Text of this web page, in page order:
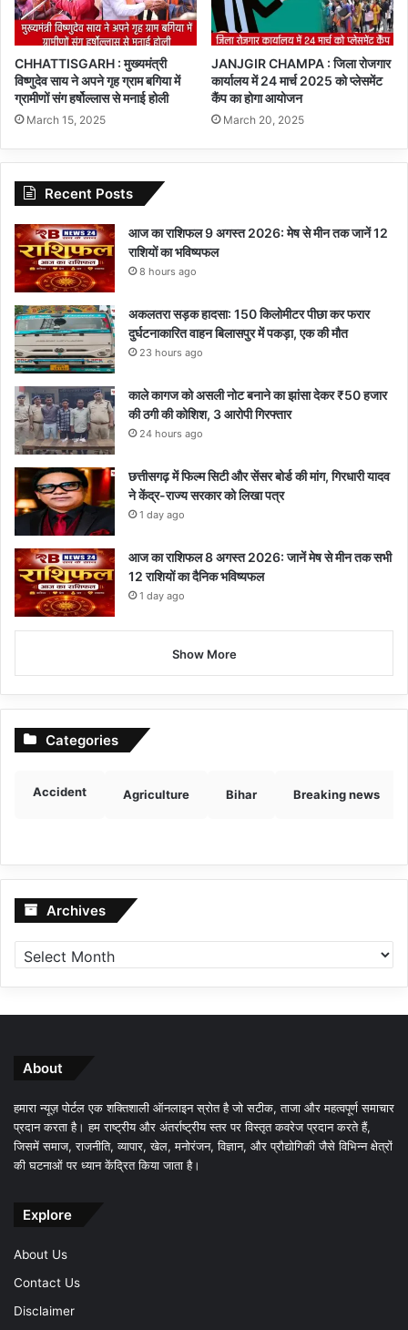
CHHATTISGARH : मुख्यमंत्री
विष्णुदेव साय ने अपने गृह ग्राम बगिया में
ग्रामीणों संग हर्षोल्लास से मनाई होली
March 15, 2025
JANJGIR CHAMPA : जिला रोजगार
कार्यालय में 24 मार्च 2025 को प्लेसमेंट
कैंप का होगा आयोजन
March 20, 2025
Recent Posts
आज का राशिफल 9 अगस्त 2026: मेष से मीन तक जानें 12
राशियों का भविष्यफल
8 hours ago
अकलतरा सड़क हादसा: 150 किलोमीटर पीछा कर फरार
दुर्घटनाकारित वाहन बिलासपुर में पकड़ा, एक की मौत
23 hours ago
काले कागज को असली नोट बनाने का झांसा देकर ₹50 हजार
की ठगी की कोशिश, 3 आरोपी गिरफ्तार
24 hours ago
छत्तीसगढ़ में फिल्म सिटी और सेंसर बोर्ड की मांग, गिरधारी यादव
ने केंद्र-राज्य सरकार को लिखा पत्र
1 day ago
आज का राशिफल 8 अगस्त 2026: जानें मेष से मीन तक सभी
12 राशियों का दैनिक भविष्यफल
1 day ago
Show More
Categories
Accident Agriculture Bihar Breaking news
Archives Archives
About
हमारा न्यूज़ पोर्टल एक शक्तिशाली ऑनलाइन स्रोत है जो सटीक, ताजा और महत्वपूर्ण समाचार
प्रदान करता है। हम राष्ट्रीय और अंतर्राष्ट्रीय स्तर पर विस्तृत कवरेज प्रदान करते हैं,
जिसमें समाज, राजनीति, व्यापार, खेल, मनोरंजन, विज्ञान, और प्रौद्योगिकी जैसे विभिन्न क्षेत्रों
की घटनाओं पर ध्यान केंद्रित किया जाता है।
Explore
About Us
Contact Us
Disclaimer